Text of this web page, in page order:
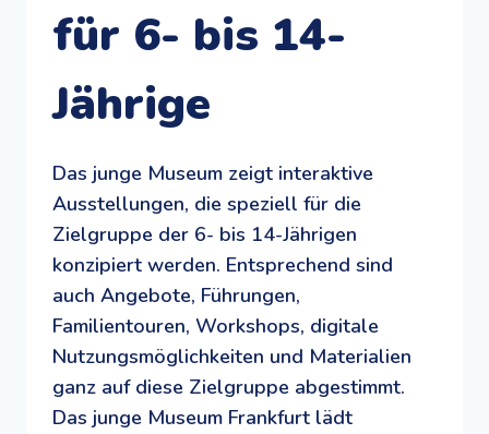
für 6- bis 14-
Jährige
Das junge Museum zeigt interaktive
Ausstellungen, die speziell für die
Zielgruppe der 6- bis 14-Jährigen
konzipiert werden. Entsprechend sind
auch Angebote, Führungen,
Familientouren, Workshops, digitale
Nutzungsmöglichkeiten und Materialien
ganz auf diese Zielgruppe abgestimmt.
Das junge Museum Frankfurt lädt